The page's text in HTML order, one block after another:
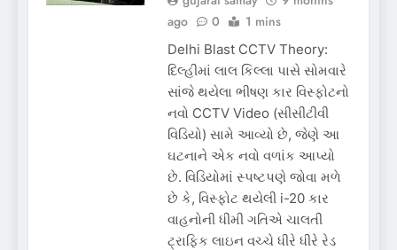
ago
0 1 mins
Delhi Blast CCTV Theory:
દિલ્હીમાં લાલ કિલ્લા પાસે સોમવારે
સાંજે થયેલા ભીષણ કાર વિસ્ફોટનો
નવો CCTV Video (સીસીટીવી
વિડિયો) સામે આવ્યો છે, જેણે આ
ઘટનાને એક નવો વળાંક આપ્યો
છે. વિડિયોમાં સ્પષ્ટપણે જોવા મળે
છે કે, વિસ્ફોટ થયેલી i-20 કાર
વાહનોની ધીમી ગતિએ ચાલતી
ટ્રાફિક લાઇન વચ્ચે ધીરે ધીરે રેડ